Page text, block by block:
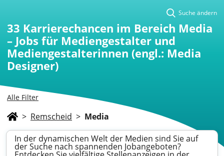
Alle Filter
Suche ändern
33 Karrierechancen im Bereich Media
– Jobs für Mediengestalter und
Mediengestalterinnen (engl.: Media
Designer)
> Remscheid > Media
In der dynamischen Welt der Medien sind Sie auf
der Suche nach spannenden Jobangeboten?